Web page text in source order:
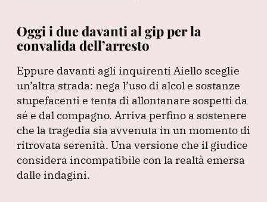
Oggi i due davanti al gip per la
convalida dell’arresto
Eppure davanti agli inquirenti Aiello sceglie
un’altra strada: nega l’uso di alcol e sostanze
stupefacenti e tenta di allontanare sospetti da
sé e dal compagno. Arriva perfino a sostenere
che la tragedia sia avvenuta in un momento di
ritrovata serenità. Una versione che il giudice
considera incompatibile con la realtà emersa
dalle indagini.